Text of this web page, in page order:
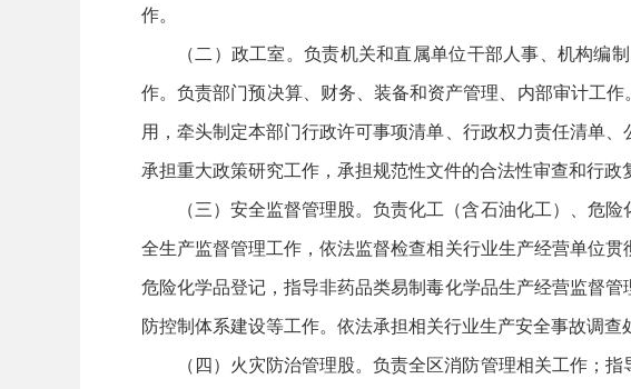
作。
（二）政工室。负责机关和直属单位干部人事、机构
作。负责部门预决算、财务、装备和资产管理、内部审计工
用，牵头制定本部门行政许可事项清单、行政权力责任清单
承担重大政策研究工作，承担规范性文件的合法性审查和行
（三）安全监督管理股。负责化工（含石油化工）、危
全生产监督管理工作，依法监督检查相关行业生产经营单位
危险化学品登记，指导非药品类易制毒化学品生产经营监督
防控制体系建设等工作。依法承担相关行业生产安全事故调查
（四）火灾防治管理股。负责全区消防管理相关工作；